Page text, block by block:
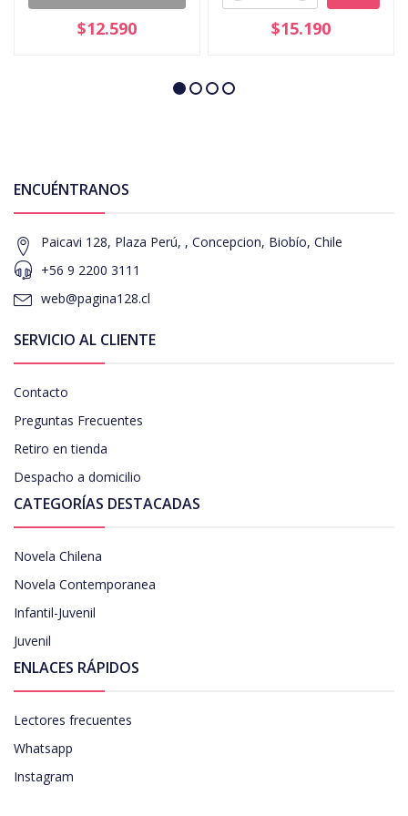
$12.590 $15.190
ENCUÉNTRANOS
Paicavi 128, Plaza Perú, , Concepcion, Biobío, Chile
+56 9 2200 3111
web@pagina128.cl
SERVICIO AL CLIENTE
Contacto
Preguntas Frecuentes
Retiro en tienda
Despacho a domicilio
CATEGORÍAS DESTACADAS
Novela Chilena
Novela Contemporanea
Infantil-Juvenil
Juvenil
ENLACES RÁPIDOS
Lectores frecuentes
Whatsapp
Instagram